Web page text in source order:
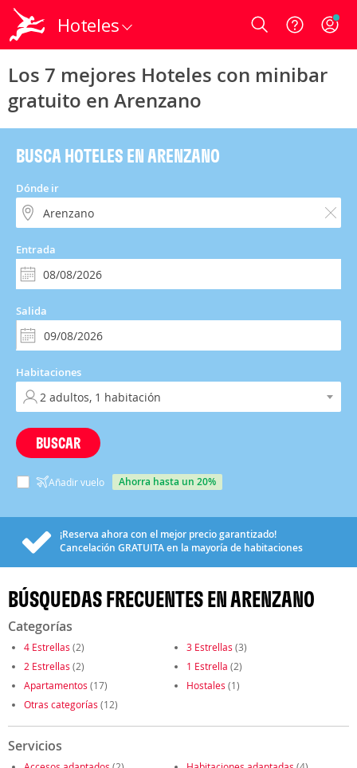
Hoteles Login
Los 7 mejores Hoteles con minibar
gratuito en Arenzano
BUSCA HOTELES EN ARENZANO
Dónde ir
Entrada
Salida
Habitaciones
BUSCAR
Añadir vuelo ahorra hasta un 20%
¡Reserva ahora con el mejor precio garantizado!
Cancelación GRATUITAen la mayoría de habitaciones
BÚSQUEDAS FRECUENTES EN ARENZANO
Categorías
4 Estrellas (2) 3 Estrellas (3)
2 Estrellas (2) 1 Estrella (2)
Apartamentos (17) Hostales (1)
Otras categorías (12)
Servicios